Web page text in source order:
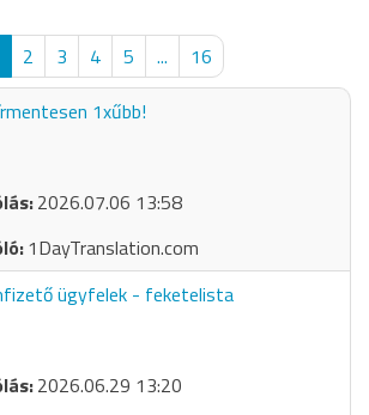
2 3 4 5 ...
16
1xűbb!
2026.07.06 13:58
1DayTranslation.com
ügyfelek - feketelista
2026.06.29 13:20